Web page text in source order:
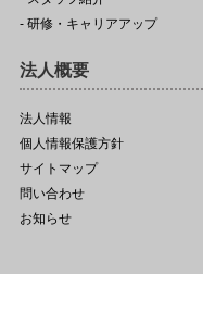
- 研修・キャリアアップ
法人概要
法人情報
個人情報保護方針
サイトマップ
問い合わせ
お知らせ